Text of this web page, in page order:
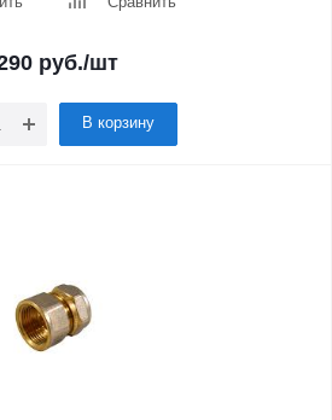
руб./шт
В корзину